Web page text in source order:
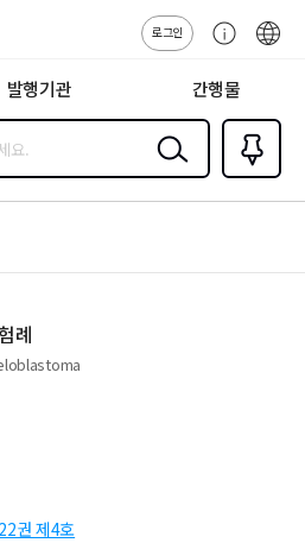
로그인
센
발행기관 간행물
검색
즐겨찾
기0
례
권 제4호